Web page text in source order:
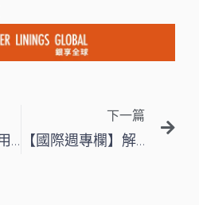
【國際週專欄】用設計與科技，讓失智長輩也能「加好友」 — 專訪回憶錄大富翁設計師鄭雅方
下一篇
【國際週專欄】解決農村高齡課題，台灣長照革命的先行者